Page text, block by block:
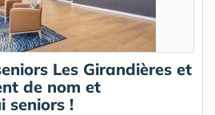
Les Girandières et
de nom et
seniors !